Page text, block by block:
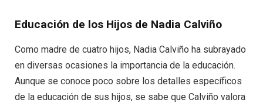
Educación de los Hijos de Nadia Calviño
Como madre de cuatro hijos, Nadia Calviño ha subrayado
en diversas ocasiones la importancia de la educación.
Aunque se conoce poco sobre los detalles específicos
de la educación de sus hijos, se sabe que Calviño valora